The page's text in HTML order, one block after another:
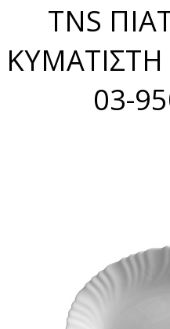
TNS
03-